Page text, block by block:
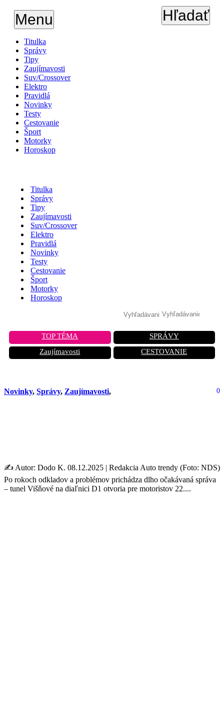
Menu Hľadať
Titulka
Správy
Tipy
Zaujímavosti
Suv/Crossover
Elektro
Pravidlá
Novinky
Testy
Cestovanie
Šport
Motorky
Horoskop
Titulka
Správy
Tipy
Zaujímavosti
Suv/Crossover
Elektro
Pravidlá
Novinky
Testy
Cestovanie
Šport
Motorky
Horoskop
TOP TÉMA
SPRÁVY
Zaujímavosti
CESTOVANIE
Novinky, Správy, Zaujímavosti, 0
✍️ Autor: Dodo K. 08.12.2025 | Redakcia Auto trendy (Foto: NDS)
Po rokoch odkladov a problémov prichádza dlho očakávaná správa
– tunel Višňové na diaľnici D1 otvoria pre motoristov 22....